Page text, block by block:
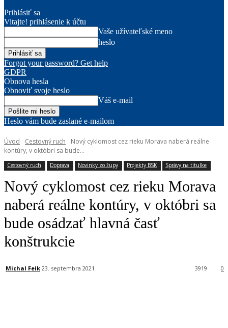
Prihlásiť sa
Vitajte! prihlásenie k účtu
Vaše užívateľské meno
heslo
Forgot your password? Get help
GDPR
Obnova hesla
Obnoviť svoje heslo
Váš e-mail
Heslo vám bude zaslané e-mailom
Úvod Cestovný ruch
Nový cyklomost cez rieku Morava naberá reálne
kontúry, v októbri sa bude...
Cestovný ruch Doprava Novinky zo župy Projekty BSK Správy na titulke
Nový cyklomost cez rieku Morava
naberá reálne kontúry, v októbri sa
bude osádzať hlavná časť
konštrukcie
Michal Feik 23. septembra 2021 0
3919